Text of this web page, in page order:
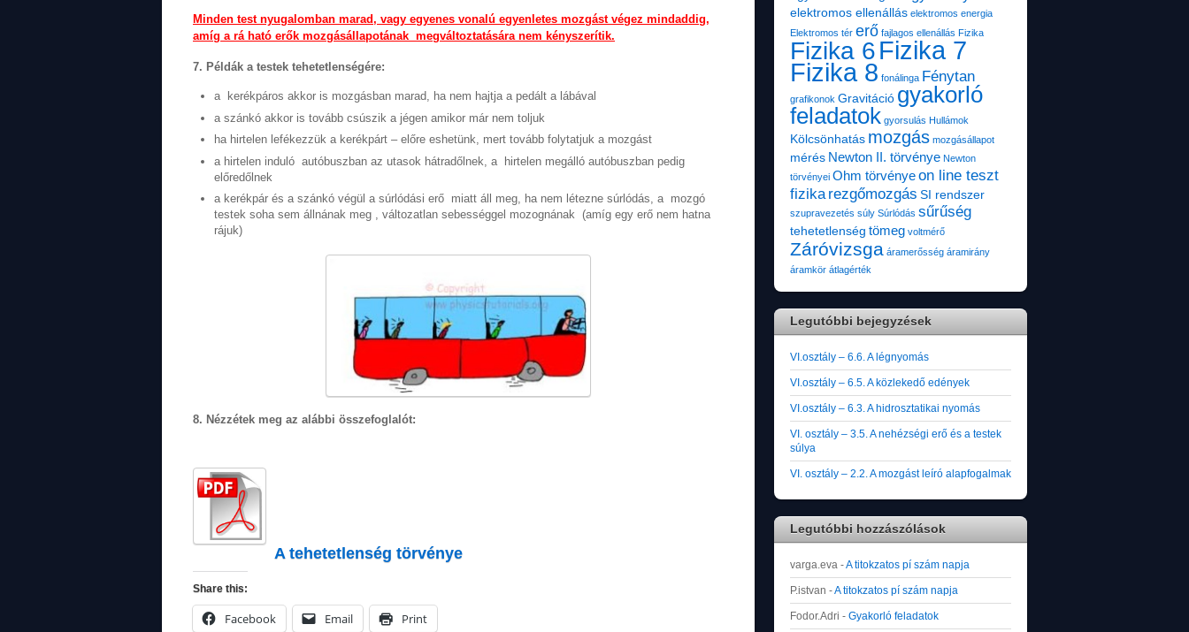
Minden test nyugalomban marad, vagy egyenes vonalú egyenletes mozgást végez mindaddig,
amíg a rá ható erők mozgásállapotának megváltoztatására nem kényszerítik.
7. Példák a testek tehetetlenségére:
a kerékpáros akkor is mozgásban marad, ha nem hajtja a pedált a lábával
a szánkó akkor is tovább csúszik a jégen amikor már nem toljuk
ha hirtelen lefékezzük a kerékpárt – előre eshetünk, mert tovább folytatjuk a mozgást
a hirtelen induló autóbuszban az utasok hátradőlnek, a hirtelen megálló autóbuszban pedig
előredőlnek
a kerékpár és a szánkó végül a súrlódási erő miatt áll meg, ha nem létezne súrlódás, a mozgó
testek soha sem állnának meg , változatlan sebességgel mozognának (amíg egy erő nem hatna
rájuk)
8. Nézzétek meg az alábbi összefoglalót:
A tehetetlenség törvénye
Share this:
Facebook Email Print
elektromos ellenállás elektromos energia
Elektromos tér erő fajlagos ellenállás Fizika
Fizika 6Fizika 7
Fizika 8 fonálinga Fénytan
grafikonok Gravitáció gyakorló
feladatok gyorsulás Hullámok
Kölcsönhatás mozgás mozgásállapot
mérés Newton II. törvénye Newton
törvényei Ohm törvényeon line teszt
fizika rezgőmozgás SI rendszer
szupravezetés súly Súrlódás sűrűség
tehetetlenség tömeg voltmérő
Záróvizsga áramerősség áramirány
áramkör átlagérték
Legutóbbi bejegyzések
VI.osztály – 6.6. A légnyomás
VI.osztály – 6.5. A közlekedő edények
VI.osztály – 6.3. A hidrosztatikai nyomás
VI. osztály – 3.5. A nehézségi erő és a testek
súlya
VI. osztály – 2.2. A mozgást leíró alapfogalmak
Legutóbbi hozzászólások
varga.eva -A titokzatos pí szám napja
P.istvan -A titokzatos pí szám napja
Fodor.Adri - Gyakorló feladatok